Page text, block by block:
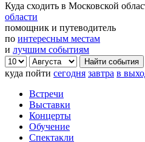
Куда сходить в Московской
области
помощник и путеводитель
по интересным местам
и лучшим событиям
куда пойти сегодня завтра в
Встречи
Выставки
Концерты
Обучение
Спектакли